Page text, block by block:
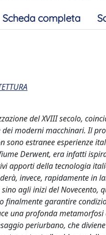
Scheda completa
del XVIII secolo,
moderni macchinari. Il
sono estranee esperienze
Derwent, era infatti
apporti della tecnologia
invece, rapidamente in
agli inizi del Novecento,
finalmente garantire
una profonda metamorfosi
periurbano, che